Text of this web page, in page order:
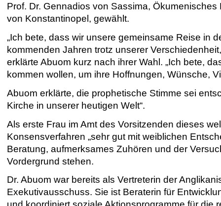
Prof. Dr. Gennadios von Sassima, Ökumenisches
von Konstantinopel, gewählt.
„Ich bete, dass wir unsere gemeinsame Reise in
kommenden Jahren trotz unserer
erklärte Abuom kurz nach ihrer Wahl. „Ich bete,
kommen wollen, um ihre Hoffnungen, Wünsche,
Abuom erklärte, die prophetische Stimme sei
Kirche in unserer heutigen Welt“.
Als erste Frau im Amt des Vorsitzenden dieses
Konsensverfahren „sehr gut mit weiblichen
Beratung, aufmerksames Zuhören und der
Vordergrund stehen.
Dr. Abuom war bereits als Vertreterin der
Exekutivausschuss. Sie ist Beraterin für